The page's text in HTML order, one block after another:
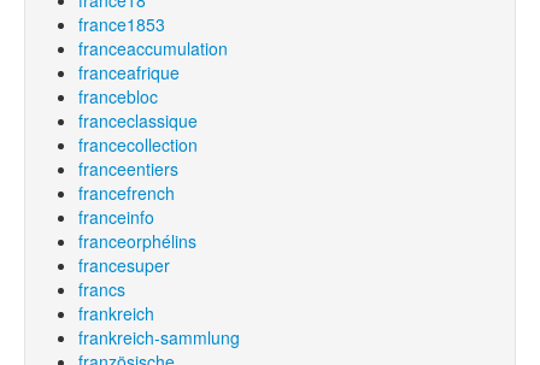
france1853
franceaccumulation
franceafrique
francebloc
franceclassique
francecollection
franceentiers
francefrench
franceinfo
franceorphélins
francesuper
francs
frankreich
frankreich-sammlung